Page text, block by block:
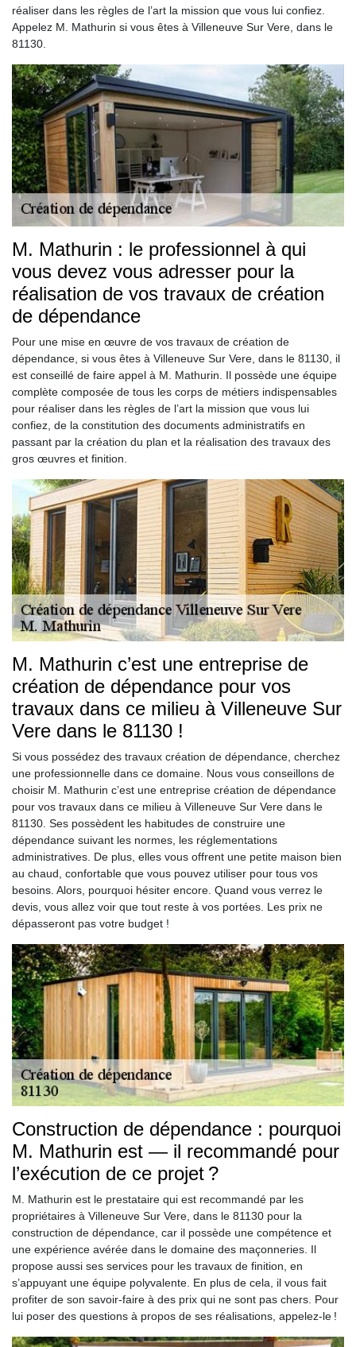
réaliser dans les règles de l’art la mission que vous lui confiez.
Appelez M. Mathurin si vous êtes à Villeneuve Sur Vere, dans le
81130.
M. Mathurin : le professionnel à qui
vous devez vous adresser pour la
réalisation de vos travaux de création
de dépendance
Pour une mise en œuvre de vos travaux de création de
dépendance, si vous êtes à Villeneuve Sur Vere, dans le 81130, il
est conseillé de faire appel à M. Mathurin. Il possède une équipe
complète composée de tous les corps de métiers indispensables
pour réaliser dans les règles de l’art la mission que vous lui
confiez, de la constitution des documents administratifs en
passant par la création du plan et la réalisation des travaux des
gros œuvres et finition.
M. Mathurin c’est une entreprise de
création de dépendance pour vos
travaux dans ce milieu à Villeneuve Sur
Vere dans le 81130 !
Si vous possédez des travaux création de dépendance, cherchez
une professionnelle dans ce domaine. Nous vous conseillons de
choisir M. Mathurin c’est une entreprise création de dépendance
pour vos travaux dans ce milieu à Villeneuve Sur Vere dans le
81130. Ses possèdent les habitudes de construire une
dépendance suivant les normes, les réglementations
administratives. De plus, elles vous offrent une petite maison bien
au chaud, confortable que vous pouvez utiliser pour tous vos
besoins. Alors, pourquoi hésiter encore. Quand vous verrez le
devis, vous allez voir que tout reste à vos portées. Les prix ne
dépasseront pas votre budget !
Construction de dépendance : pourquoi
M. Mathurin est — il recommandé pour
l’exécution de ce projet ?
M. Mathurin est le prestataire qui est recommandé par les
propriétaires à Villeneuve Sur Vere, dans le 81130 pour la
construction de dépendance, car il possède une compétence et
une expérience avérée dans le domaine des maçonneries. Il
propose aussi ses services pour les travaux de finition, en
s’appuyant une équipe polyvalente. En plus de cela, il vous fait
profiter de son savoir-faire à des prix qui ne sont pas chers. Pour
lui poser des questions à propos de ses réalisations, appelez-le !